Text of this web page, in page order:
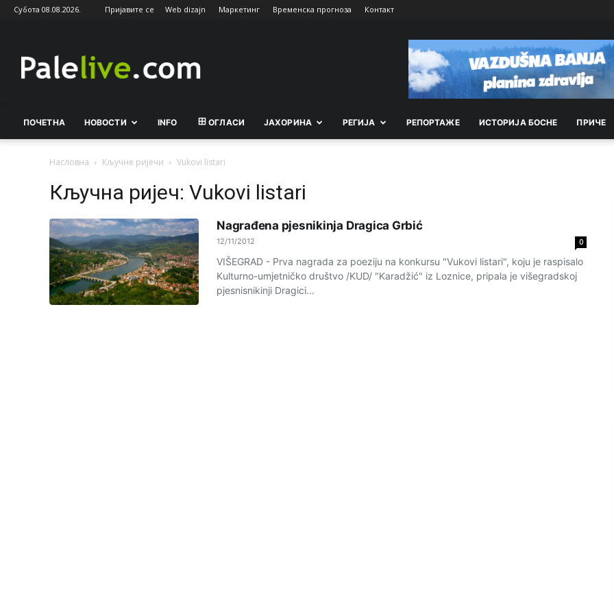
Субота 08.08.2026. Пријавите се Web dizajn Маркетинг Временска прогноза Контакт
ПОЧЕТНА НОВОСТИ INFO ОГЛАСИ ЈАХОРИНА РEГИЈА РEПОРТАЖE ИСТОРИЈА БОСНЕ ПРИЧЕ
Насловна Кључне ријечи Vukovi listari
Кључна ријеч: Vukovi listari
Nagrađena pjesnikinja Dragica Grbić
12/11/2012 0
VIŠEGRAD - Prva nagrada za poeziju na konkursu "Vukovi listari", koju je raspisalo
Kulturno-umjetničko društvo /KUD/ "Karadžić" iz Loznice, pripala je višegradskoj
pjesnisnikinji Dragici...